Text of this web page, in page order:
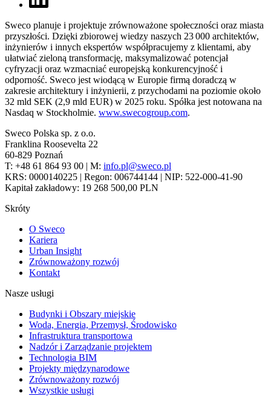
Sweco planuje i projektuje zrównoważone społeczności oraz miasta
przyszłości. Dzięki zbiorowej wiedzy naszych 23 000 architektów,
inżynierów i innych ekspertów współpracujemy z klientami, aby
ułatwiać zieloną transformację, maksymalizować potencjał
cyfryzacji oraz wzmacniać europejską konkurencyjność i
odporność. Sweco jest wiodącą w Europie firmą doradczą w
zakresie architektury i inżynierii, z przychodami na poziomie około
32 mld SEK (2,9 mld EUR) w 2025 roku. Spółka jest notowana na
Nasdaq w Stockholmie. www.swecogroup.com.
Sweco Polska sp. z o.o.
Franklina Roosevelta 22
60-829 Poznań
T: +48 61 864 93 00 | M: info.pl@sweco.pl
KRS: 0000140225 | Regon: 006744144 | NIP: 522-000-41-90
Kapitał zakładowy: 19 268 500,00 PLN
Skróty
O Sweco
Kariera
Urban Insight
Zrównoważony rozwój
Kontakt
Nasze usługi
Budynki i Obszary miejskie
Woda, Energia, Przemysł, Środowisko
Infrastruktura transportowa
Nadzór i Zarządzanie projektem
Technologia BIM
Projekty międzynarodowe
Zrównoważony rozwój
Wszystkie usługi